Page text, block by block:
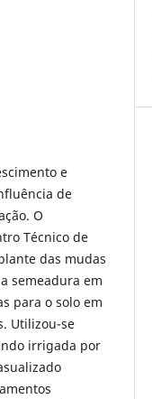
e
de
O
Técnico de
das mudas
semeadura em
para o solo em
Utilizou-se
irrigada por